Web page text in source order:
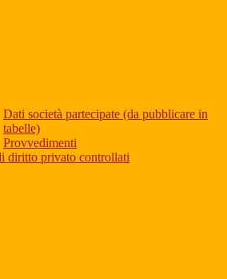
Dati società partecipate (da pubblicare in
tabelle)
Provvedimenti
diritto privato controllati